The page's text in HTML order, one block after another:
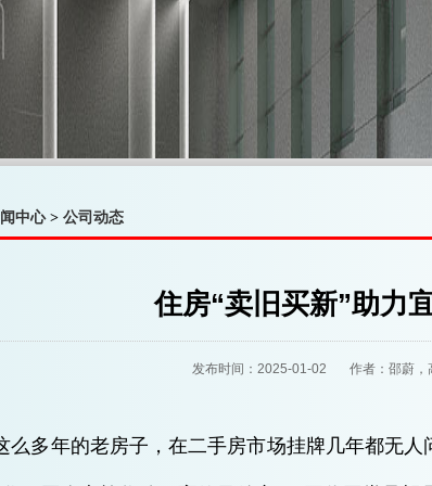
中心> 公司动态
住房“卖旧买新”助力
发布时间：2025-01-02 作者：邵蔚
么多年的老房子，在二手房市场挂牌几年都无人